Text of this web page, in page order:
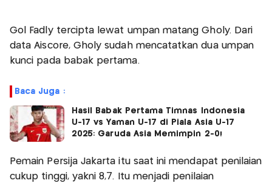
Gol Fadly tercipta lewat umpan matang Gholy. Dari
data Aiscore, Gholy sudah mencatatkan dua umpan
kunci pada babak pertama.
Baca Juga :
Hasil Babak Pertama Timnas Indonesia
U-17 vs Yaman U-17 di Piala Asia U-17
2025: Garuda Asia Memimpin 2-0!
Pemain Persija Jakarta itu saat ini mendapat penilaian
cukup tinggi, yakni 8,7. Itu menjadi penilaian